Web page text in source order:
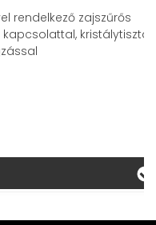
zajszűrős
kristálytiszta